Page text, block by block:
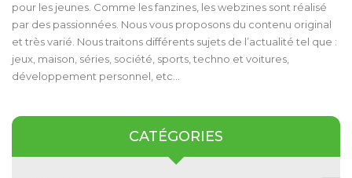
pour les jeunes. Comme les fanzines, les webzines sont réalisé
par des passionnées. Nous vous proposons du contenu original
et très varié. Nous traitons différents sujets de l’actualité tel que :
jeux, maison, séries, société, sports, techno et voitures,
développement personnel, etc…
CATÉGORIES